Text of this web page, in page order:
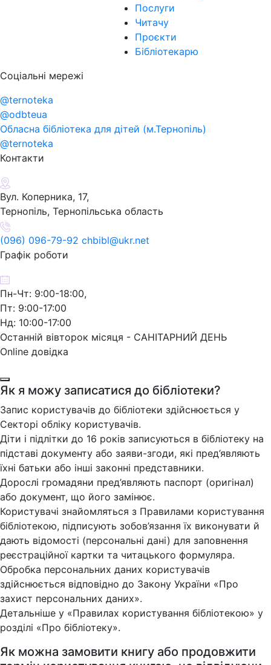
Послуги
Читачу
Проєкти
Бібліотекарю
Соціальні мережі
@ternoteka
@odbteua
Обласна бібліотека для дітей (м.Тернопіль)
@ternoteka
Контакти
Вул. Коперника, 17,
Тернопіль, Тернопільська область
(096) 096-79-92 chbibl@ukr.net
Графік роботи
Пн-Чт: 9:00-18:00,
Пт: 9:00-17:00
Нд: 10:00-17:00
Останній вівторок місяця - САНІТАРНИЙ ДЕНЬ
Online довідка
Як я можу записатися до бібліотеки?
Запис користувачів до бібліотеки здійснюється у
Секторі обліку користувачів.
Діти і підлітки до 16 років записуються в бібліотеку на
підставі документу або заяви-згоди, які пред’являють
їхні батьки або інші законні представники.
Дорослі громадяни пред’являють паспорт (оригінал)
або документ, що його замінює.
Користувачі знайомляться з Правилами користування
бібліотекою, підписують зобов’язання їх виконувати й
дають відомості (персональні дані) для заповнення
реєстраційної картки та читацького формуляра.
Обробка персональних даних користувачів
здійснюється відповідно до Закону України «Про
захист персональних даних».
Детальніше у «Правилах користування бібліотекою» у
розділі «Про бібліотеку».
Як можна замовити книгу або продовжити